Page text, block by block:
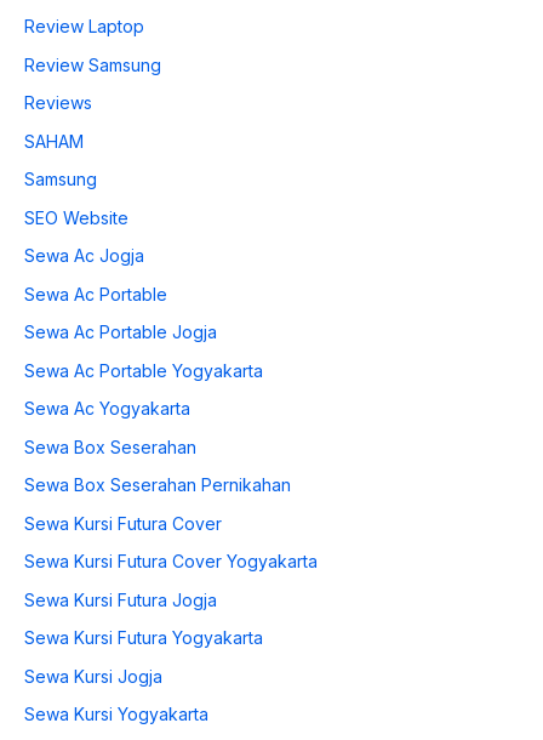
Review Laptop
Review Samsung
Reviews
SAHAM
Samsung
SEO Website
Sewa Ac Jogja
Sewa Ac Portable
Sewa Ac Portable Jogja
Sewa Ac Portable Yogyakarta
Sewa Ac Yogyakarta
Sewa Box Seserahan
Sewa Box Seserahan Pernikahan
Sewa Kursi Futura Cover
Sewa Kursi Futura Cover Yogyakarta
Sewa Kursi Futura Jogja
Sewa Kursi Futura Yogyakarta
Sewa Kursi Jogja
Sewa Kursi Yogyakarta